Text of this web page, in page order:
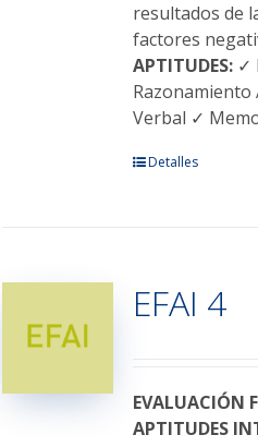
resultados de
factores
APTITUDES:✓
Verbal ✓
Este
Las
opciones
elegir
en
Detalles
EFAI 4
EVALUACIÓN
APTITUDES